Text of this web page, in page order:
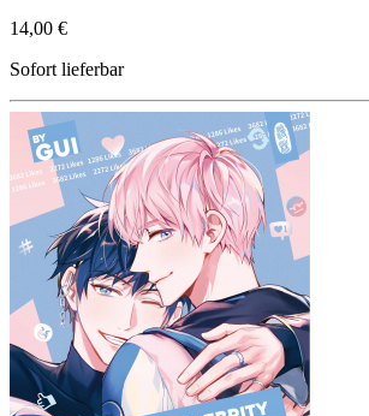
14,00 €
Sofort lieferbar